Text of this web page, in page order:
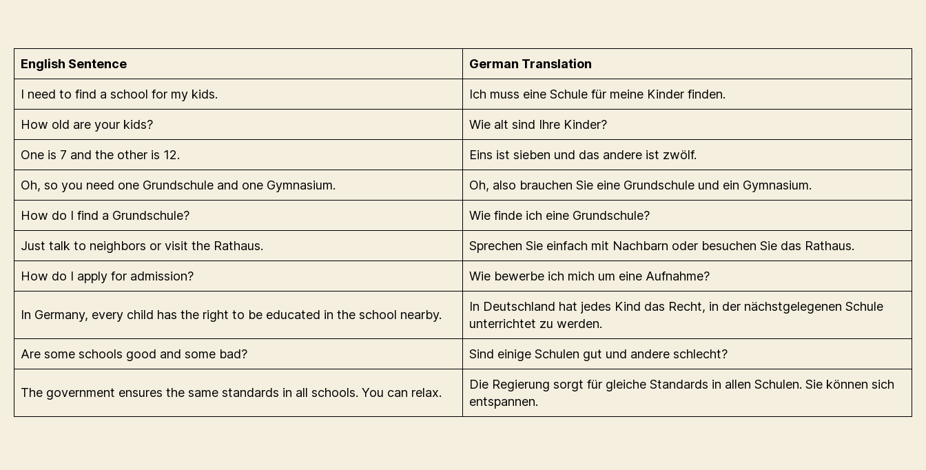
English Sentence German Translation
I need to find a school for my kids. Ich muss eine Schule für meine Kinder finden.
How old are your kids? Wie alt sind Ihre Kinder?
One is 7 and the other is 12. Eins ist sieben und das andere ist zwölf.
Oh, so you need one Grundschule and one Gymnasium. Oh, also brauchen Sie eine Grundschule und ein Gymnasium.
How do I find a Grundschule? Wie finde ich eine Grundschule?
Just talk to neighbors or visit the Rathaus. Sprechen Sie einfach mit Nachbarn oder besuchen Sie das Rathaus.
How do I apply for admission? Wie bewerbe ich mich um eine Aufnahme?
In Germany, every child has the right to be educated in the school nearby.
In Deutschland hat jedes Kind das Recht, in der nächstgelegenen Schule
unterrichtet zu werden.
Are some schools good and some bad? Sind einige Schulen gut und andere schlecht?
The government ensures the same standards in all schools. You can relax.
Die Regierung sorgt für gleiche Standards in allen Schulen. Sie können sich
entspannen.